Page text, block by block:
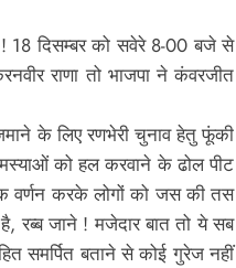
18 दिसम्बर को सवेरे 8-00 बजे से
राणा तो भाजपा ने कंवरजीत
के लिए रणभेरी चुनाव हेतु फूंकी
को हल करवाने के ढोल पीट
वर्णन करके लोगों को जस की तस
रब्ब जाने ! मजेदार बात तो ये सब
समर्पित बताने से कोई गुरेज नहीं